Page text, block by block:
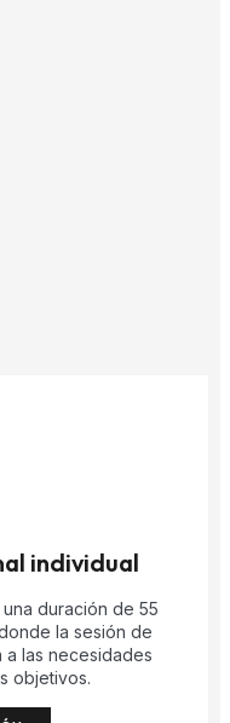
individual
duración de 55
la sesión de
a las necesidades
objetivos.